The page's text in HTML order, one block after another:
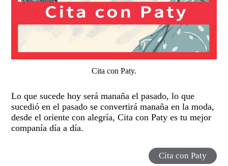
Cita con Paty.
Lo que sucede hoy será manaña el pasado, lo que
sucedió en el pasado se convertirá manaña en la moda,
desde el oriente con alegría, Cita con Paty es tu mejor
companía día a día.
Cita con Paty